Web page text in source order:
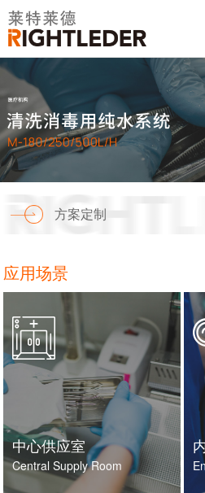
首
页
医
疗
机
构
生
物
制
科
研
服
心
案
例
系
我
们
方案定制
应用场景
中心供应室
Central Supply Room